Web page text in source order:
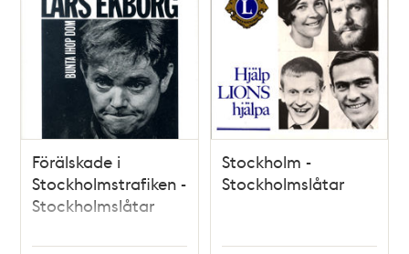
Förälskade i
Stockholmstrafiken -
Stockholmslåtar
Stockholm -
Stockholmslåtar